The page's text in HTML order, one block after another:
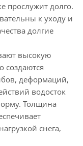
прослужит долго.
к уходу и
долгие
высокую
создаются
деформаций,
водосток
Толщина
снега,